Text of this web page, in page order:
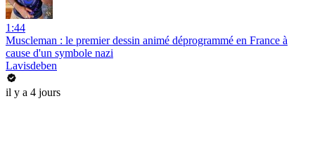
1:44
Muscleman : le premier dessin animé déprogrammé en France à
cause d'un symbole nazi
Lavisdeben
il y a 4 jours